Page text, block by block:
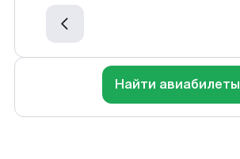
Найти авиабилеты